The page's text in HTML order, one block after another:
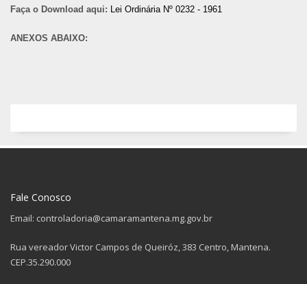
Faça o Download aqui: Lei Ordinária Nº 0232 - 1961
ANEXOS ABAIXO:
Fale Conosco
Email: controladoria@camaramantena.mg.gov.br
Rua vereador Victor Campos de Queiróz, 383 Centro, Mantena.
CEP.35.290.000